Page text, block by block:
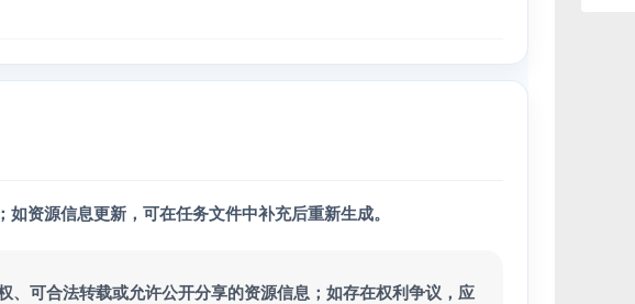
资源信息更新，可在任务文件中补充后重新生成。
、可合法转载或允许公开分享的资源信息；如存在权利争议，应